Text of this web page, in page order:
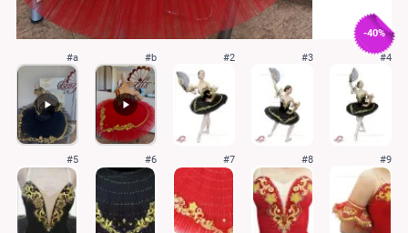
-40%
#a #b #2 #3 #4
#5 #6 #7 #8 #9